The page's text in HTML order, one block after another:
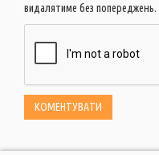
видалятиме без попереджень.